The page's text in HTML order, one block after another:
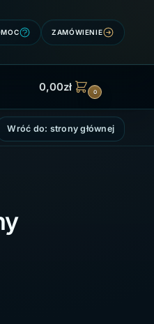
ZAMÓWIENIE
0,00zł 0
Wróć do: strony głównej